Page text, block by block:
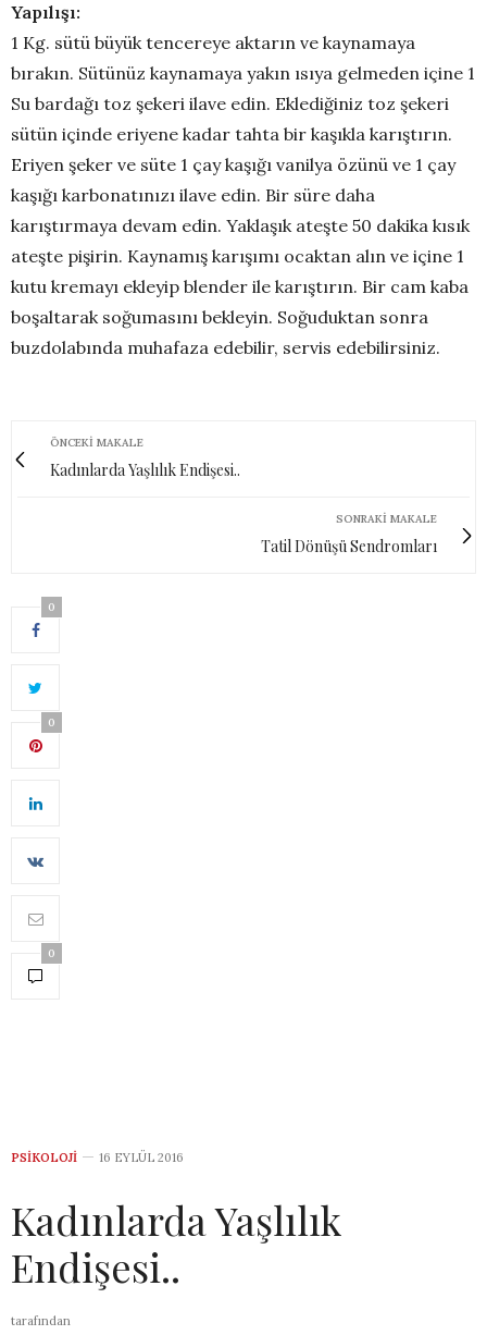
Yapılışı:
1 Kg. sütü büyük tencereye aktarın ve kaynamaya
bırakın. Sütünüz kaynamaya yakın ısıya gelmeden içine 1
Su bardağı toz şekeri ilave edin. Eklediğiniz toz şekeri
sütün içinde eriyene kadar tahta bir kaşıkla karıştırın.
Eriyen şeker ve süte 1 çay kaşığı vanilya özünü ve 1 çay
kaşığı karbonatınızı ilave edin. Bir süre daha
karıştırmaya devam edin. Yaklaşık ateşte 50 dakika kısık
ateşte pişirin. Kaynamış karışımı ocaktan alın ve içine 1
kutu kremayı ekleyip blender ile karıştırın. Bir cam kaba
boşaltarak soğumasını bekleyin. Soğuduktan sonra
buzdolabında muhafaza edebilir, servis edebilirsiniz.
ÖNCEKI MAKALE
Kadınlarda Yaşlılık Endişesi..
SONRAKI MAKALE
Tatil Dönüşü Sendromları
0
0
0
PSIKOLOJI 16 EYLÜL 2016
Kadınlarda Yaşlılık
Endişesi..
tarafından